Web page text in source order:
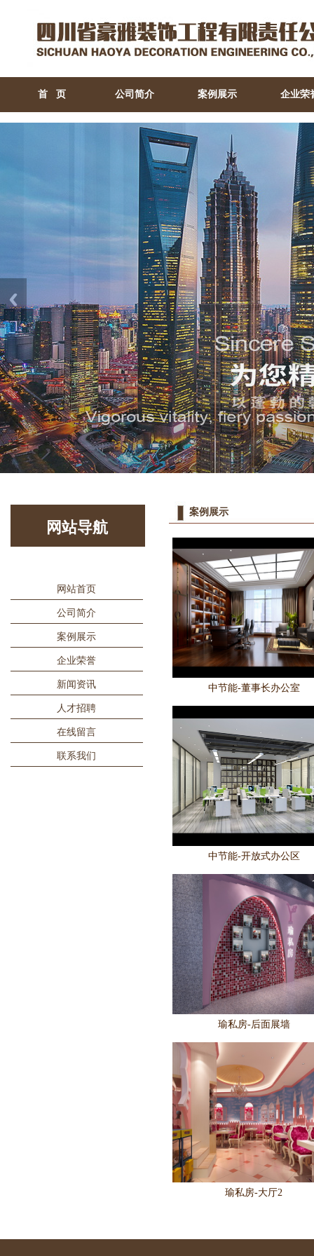
首 页 公司简介 案例展示 企业荣
网站导航
网站首页
公司简介
案例展示
企业荣誉
新闻资讯
人才招聘
在线留言
联系我们
案例展示
中节能-董事长办公室
中节能-开放式办公区
瑜私房-后面展墙
瑜私房-大厅2